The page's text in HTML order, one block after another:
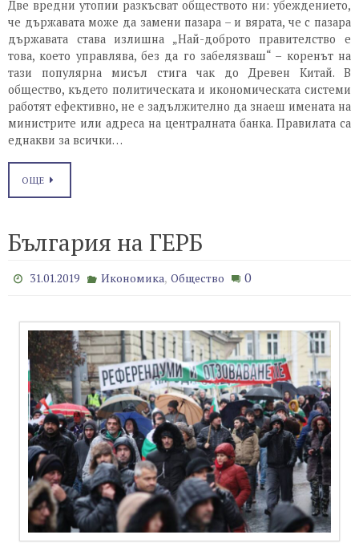
Две вредни утопии разкъсват обществото ни: убеждението,
че държавата може да замени пазара – и вярата, че с пазара
държавата става излишна „Най-доброто правителство е
това, което управлява, без да го забелязваш“ – коренът на
тази популярна мисъл стига чак до Древен Китай. В
общество, където политическата и икономическата системи
работят ефективно, не е задължително да знаеш имената на
министрите или адреса на централната банка. Правилата са
еднакви за всички…
ОЩЕ
България на ГЕРБ
31.01.2019 Икономика, Общество 0